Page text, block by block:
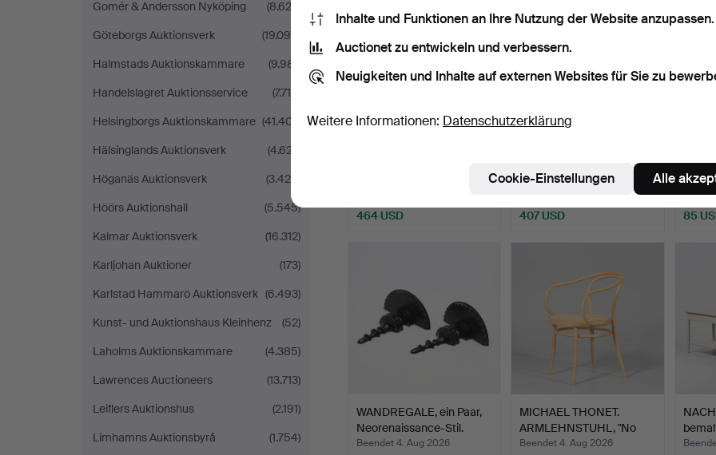
Gomér & Andersson Nyköping
(8.622)
Göteborgs Auktionsverk
(19.099)
Halmstads Auktionskammare
(9.981)
Handelslagret Auktionsservice
(7.718)
Helsingborgs Auktionskammare (41.407)
Hälsinglands Auktionsverk
(4.627)
Höganäs Auktionsverk
(3.420)
Höörs Auktionshall
(5.545)
Kalmar Auktionsverk
(16.312)
Karljohan Auktioner
(173)
Karlstad Hammarö Auktionsverk (6.493)
Kunst- und Auktionshaus Kleinhenz
(52)
Laholms Auktionskammare
(4.385)
Lawrences Auctioneers
(13.713)
Leiflers Auktionshus
(2.191)
Limhamns Auktionsbyrå
(1.754)
464 USD
Beendet 4. Aug 2026
407 USD
Stil,
11
85
WANDREGALE, ein Paar,
Neorenaissance-Stil.
Beendet 4. Aug 2026
MICHAEL THONET.
ARMLEHNSTUHL, "No
30", Ton.
Beendet 4. Aug 2026
Inhalte und Funktionen an Ihre Nutzung der Website anzupassen.
Auctionet zu entwickeln und verbessern.
Neuigkeiten und Inhalte auf externen Websites für Sie zu
Weitere Informationen: Datenschutzerklärung
Cookie-Einstellungen Alle